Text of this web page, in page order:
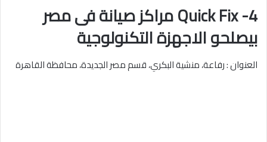
4- Quick Fix مراكز صيانة فى مصر
بيصلحو الاجهزة التكنولوجية
العنوان : رفاعة، منشية البكري، قسم مصر الجديدة، محافظة القاهرة‬